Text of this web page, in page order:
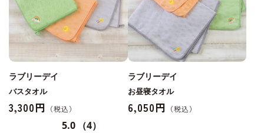
ラブリーデイ
バスタオル
3,300円
5.0 （4）
ラブリーデイ
お昼寝タオル
6,050円